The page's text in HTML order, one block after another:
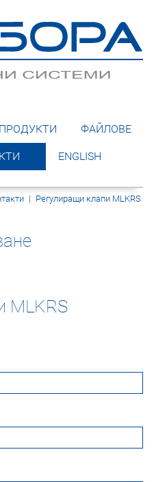
ПРОДУКТИ ФАЙЛОВЕ
ENGLISH
| Регулиращи клапи MLKRS
MLKRS